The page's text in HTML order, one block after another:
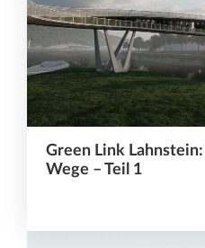
Green Link
Wege – Teil 1